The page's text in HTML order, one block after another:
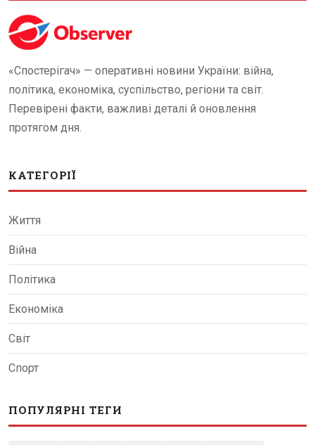
«Спостерігач» — оперативні новини України: війна,
політика, економіка, суспільство, регіони та світ.
Перевірені факти, важливі деталі й оновлення
протягом дня.
КАТЕГОРІЇ
Життя
Війна
Політика
Економіка
Світ
Спорт
ПОПУЛЯРНІ ТЕГИ